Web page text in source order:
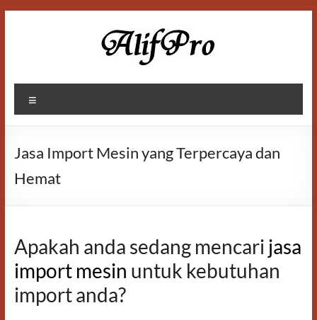
Alif
Properti
Jasa Import Mesin yang Terpercaya dan
Hemat
Apakah anda sedang mencari jasa
import mesin untuk kebutuhan
import anda?